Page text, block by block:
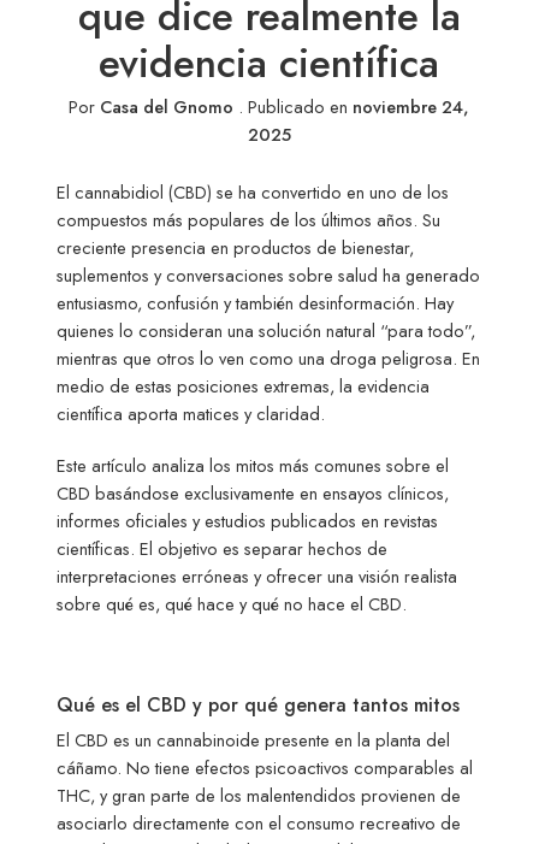
que dice realmente la
evidencia científica
Por Casa del Gnomo . Publicado en noviembre 24,
2025
El cannabidiol (CBD) se ha convertido en uno de los
compuestos más populares de los últimos años. Su
creciente presencia en productos de bienestar,
suplementos y conversaciones sobre salud ha generado
entusiasmo, confusión y también desinformación. Hay
quienes lo consideran una solución natural “para todo”,
mientras que otros lo ven como una droga peligrosa. En
medio de estas posiciones extremas, la evidencia
científica aporta matices y claridad.
Este artículo analiza los mitos más comunes sobre el
CBD basándose exclusivamente en ensayos clínicos,
informes oficiales y estudios publicados en revistas
científicas. El objetivo es separar hechos de
interpretaciones erróneas y ofrecer una visión realista
sobre qué es, qué hace y qué no hace el CBD.
Qué es el CBD y por qué genera tantos mitos
El CBD es un cannabinoide presente en la planta del
cáñamo. No tiene efectos psicoactivos comparables al
THC, y gran parte de los malentendidos provienen de
asociarlo directamente con el consumo recreativo de